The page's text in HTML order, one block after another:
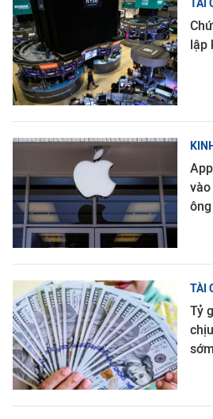
TÀI
lập
TÀI
Tỷ